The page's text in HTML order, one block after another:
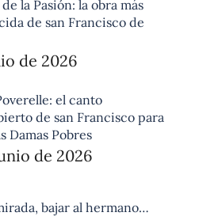
la Pasión: la obra más
de san Francisco de
de 2026
el canto
de san Francisco para
Damas Pobres
de 2026
bajar al hermano…